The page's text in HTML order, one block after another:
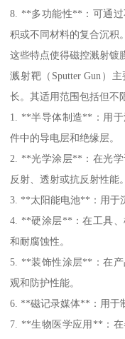
8. **多功能性**：可通
积或不同材料的复合沉积。
这些特点使得磁控溅射镀
溅射靶（Sputter Gun）
长。其适用范围包括但不
1. **半导体制造**：用
件中的导电层和绝缘层。
2. **光学涂层**：在光
反射、透射或抗反射性能。
3. **太阳能电池**：用于
4. **硬涂层**：在工具
和耐腐蚀性。
5. **装饰性涂层**：在
观和防护性能。
6. **磁记录媒体**：用于
7. **生物医学应用**：